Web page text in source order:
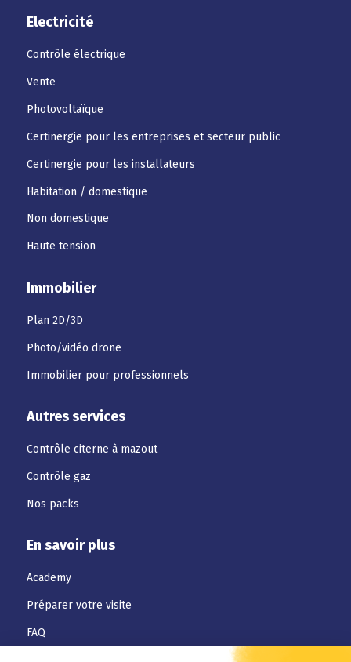
Electricité
Contrôle électrique
Vente
Photovoltaïque
Certinergie pour les entreprises et secteur public
Certinergie pour les installateurs
Habitation / domestique
Non domestique
Haute tension
Immobilier
Plan 2D/3D
Photo/vidéo drone
Immobilier pour professionnels
Autres services
Contrôle citerne à mazout
Contrôle gaz
Nos packs
En savoir plus
Academy
Préparer votre visite
FAQ